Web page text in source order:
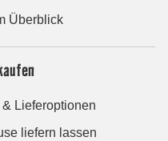
Überblick
Lieferoptionen
liefern lassen